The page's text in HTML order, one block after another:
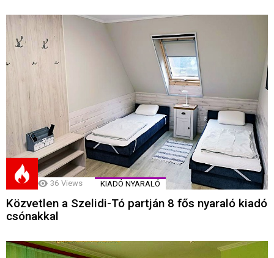
36 Views KIADÓ NYARALÓ
Közvetlen a Szelidi-Tó partján 8 fős nyaraló kiadó
csónakkal